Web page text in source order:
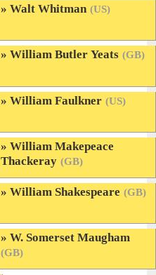
Walt Whitman (US)
William Butler Yeats (GB)
William Faulkner (US)
William Makepeace
Thackeray (GB)
William Shakespeare (GB)
W. Somerset Maugham
(GB)